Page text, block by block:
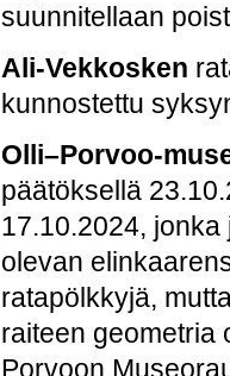
suunnitellaan
Ali-Vekkosken
kunnostettu
Olli–Porvoo-
päätöksellä
17.10.2024,
olevan
ratapölkkyjä,
raiteen geometria
Porvoon